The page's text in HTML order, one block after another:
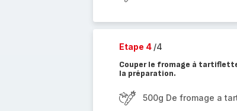
Etape 4 /4
Couper le fromage à
la préparation.
500g De fromage a